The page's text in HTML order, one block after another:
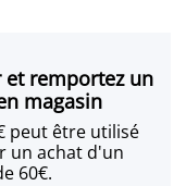
et remportez un
magasin
peut être utilisé
un achat d'un
60€.